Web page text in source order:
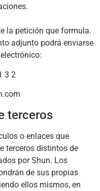
la petición que formula.
adjunto podrá enviarse
3 2
terceros
o enlaces que
terceros distintos de
porShun. Los
de sus propias
ellos mismos, en